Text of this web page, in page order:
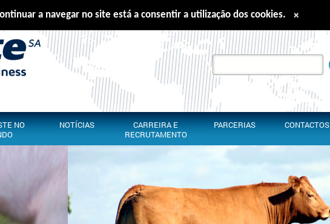
Português English Español Français
NO
NOTÍCIAS
CARREIRA E
RECRUTAMENTO
PARCERIAS CONTACTOS
a navegar no site está a consentir a utilização dos cookies. ×